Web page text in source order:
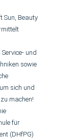
Sun, Beauty
und
sowie
sich und
machen!
für
(DHfPG)